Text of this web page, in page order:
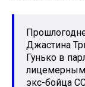
Джастина
Гунько в
лицемерным
экс-бойца